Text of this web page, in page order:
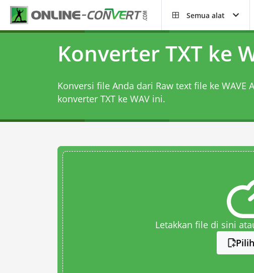
Semua alat
Konverter TXT ke
Konversi file Anda dari Raw text file ke WAVE
konverter TXT ke WAVini.
Letakkan file di sini